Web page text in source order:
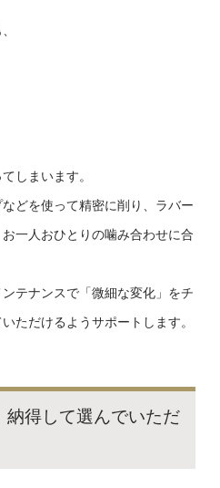
しまいます。
どを使って精密に削り、ラバー
一人おひとりの噛み合わせに合
テナンスで「微細な変化」をチ
ただけるようサポートします。
得して選んでいただ